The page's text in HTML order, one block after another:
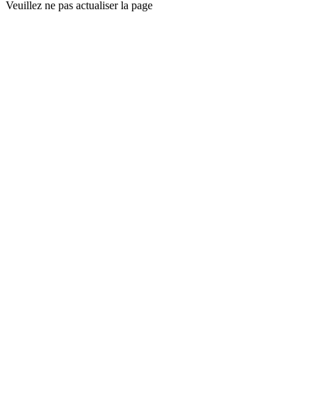
Veuillez ne pas actualiser la page